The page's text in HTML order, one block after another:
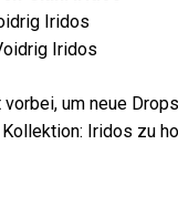
Iridos
Iridos
um neue
Iridos zu